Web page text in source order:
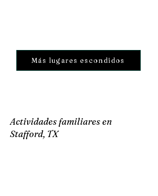
Más lugares escondidos
Actividades familiares en
Stafford, TX